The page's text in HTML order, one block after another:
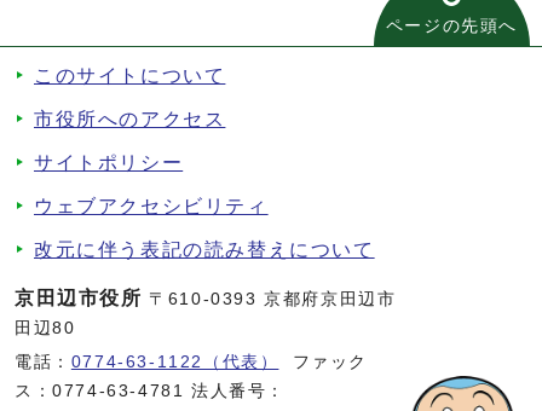
ページの先頭へ
このサイトについて
市役所へのアクセス
サイトポリシー
ウェブアクセシビリティ
改元に伴う表記の読み替えについて
京田辺市役所 〒610-0393 京都府京田辺市
田辺80
電話： 0774-63-1122（代表）
ファック
ス：0774-63-4781 法人番号：